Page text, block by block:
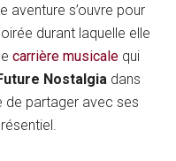
aventure s’ouvre pour
durant laquelle elle
carrière musicale qui
Nostalgia dans
de partager avec ses